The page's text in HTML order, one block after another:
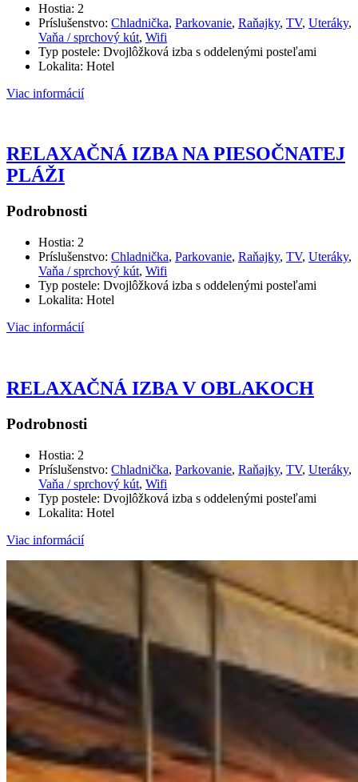
Hostia: 2
Príslušenstvo: Chladnička, Parkovanie, Raňajky, TV, Uteráky,
Vaňa / sprchový kút, Wifi
Typ postele: Dvojlôžková izba s oddelenými posteľami
Lokalita: Hotel
Viac informácií
RELAXAČNÁ IZBA NA PIESOČNATEJ
PLÁŽI
Podrobnosti
Hostia: 2
Príslušenstvo: Chladnička, Parkovanie, Raňajky, TV, Uteráky,
Vaňa / sprchový kút, Wifi
Typ postele: Dvojlôžková izba s oddelenými posteľami
Lokalita: Hotel
Viac informácií
RELAXAČNÁ IZBA V OBLAKOCH
Podrobnosti
Hostia: 2
Príslušenstvo: Chladnička, Parkovanie, Raňajky, TV, Uteráky,
Vaňa / sprchový kút, Wifi
Typ postele: Dvojlôžková izba s oddelenými posteľami
Lokalita: Hotel
Viac informácií